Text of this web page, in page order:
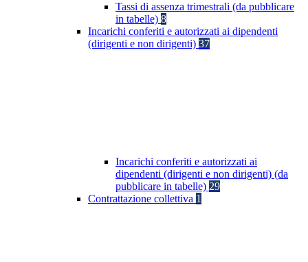
Tassi di assenza trimestrali (da pubblicare
in tabelle) 8
Incarichi conferiti e autorizzati ai dipendenti
(dirigenti e non dirigenti) 37
Incarichi conferiti e autorizzati ai
dipendenti (dirigenti e non dirigenti) (da
pubblicare in tabelle) 29
Contrattazione collettiva 1